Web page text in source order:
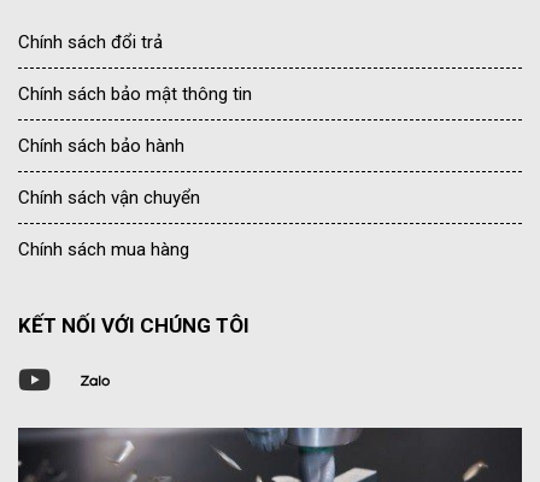
Chính sách đổi trả
Chính sách bảo mật thông tin
Chính sách bảo hành
Chính sách vận chuyển
Chính sách mua hàng
KẾT NỐI VỚI CHÚNG TÔI